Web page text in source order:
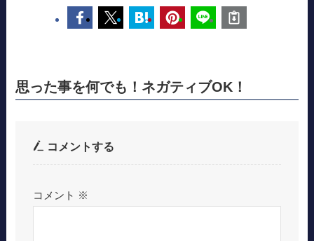
思った事を何でも！ネガティブOK！
コメントする
コメント ※